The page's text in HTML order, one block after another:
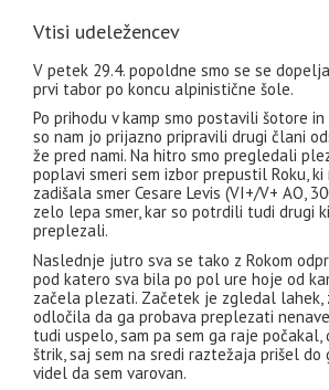
Vtisi udeležencev
V petek 29.4. popoldne smo se se
prvi tabor po koncu alpinistične šole.
Po prihodu v kamp smo postavili šotore
so nam jo prijazno pripravili drugi člani
že pred nami. Na hitro smo pregledali
poplavi smeri sem izbor prepustil Roku,
zadišala smer Cesare Levis (VI+/V+ AO,
zelo lepa smer, kar so potrdili tudi drugi
preplezali.
Naslednje jutro sva se tako z Rokom
pod katero sva bila po pol ure hoje od
začela plezati. Začetek je zgledal lahek,
odločila da ga probava preplezati
tudi uspelo, sam pa sem ga raje
štrik, saj sem na sredi raztežaja prišel do
videl da sem varovan.